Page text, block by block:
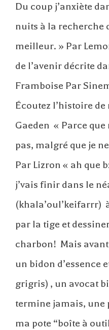
Du coup j’anxiète
nuits à la recherche
meilleur. » Par
de l’avenir décrite
Framboise Par
Écoutez l’histoire
Gaeden « Parce
pas, malgré que je
Par Lizron « ah que
j’vais finir dans le
(khala’oul’keifarrr)
par la tige et
charbon! Mais
un bidon d’essence
grigris) , un avocat
termine jamais, une
ma pote “boîte à